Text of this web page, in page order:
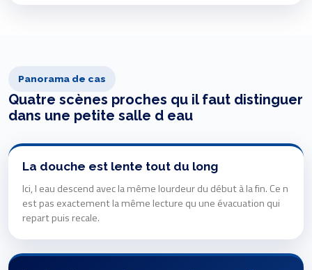
Panorama de cas
Quatre scènes proches qu il faut distinguer
dans une petite salle d eau
La douche est lente tout du long
Ici, l eau descend avec la même lourdeur du début à la fin. Ce n
est pas exactement la même lecture qu une évacuation qui
repart puis recale.